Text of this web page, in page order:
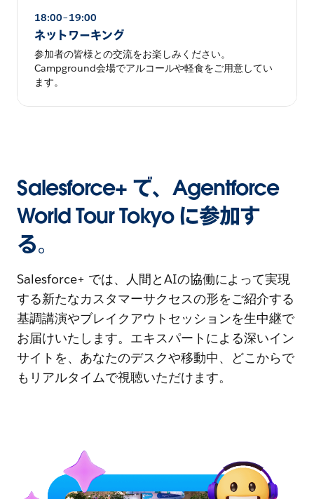
18:00–19:00
ネットワーキング
参加者の皆様との交流をお楽しみください。
Campground会場でアルコールや軽食をご用意してい
ます。
Salesforce+ で、Agentforce
World Tour Tokyo に参加す
る。
Salesforce+ では、人間とAIの協働によって実現
する新たなカスタマーサクセスの形をご紹介する
基調講演やブレイクアウトセッションを生中継で
お届けいたします。エキスパートによる深いイン
サイトを、あなたのデスクや移動中、どこからで
もリアルタイムで視聴いただけます。